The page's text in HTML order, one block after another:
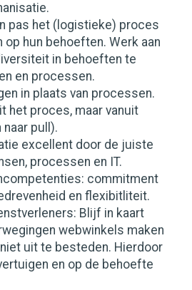
pas het (logistieke) proces
op hun behoeften. Werk aan
in behoeften te
en processen.
in plaats van processen.
het proces, maar vanuit
pull).
excellent door de juiste
processen en IT.
commitment
en flexibitliteit.
Blijf in kaart
webwinkels maken
uit te besteden. Hierdoor
en op de behoefte